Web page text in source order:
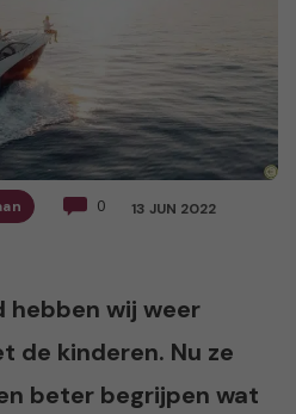
0 13 JUN 2022
hebben wij weer
de kinderen. Nu ze
beter begrijpen wat